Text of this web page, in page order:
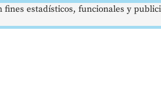
estadísticos, funcionales y